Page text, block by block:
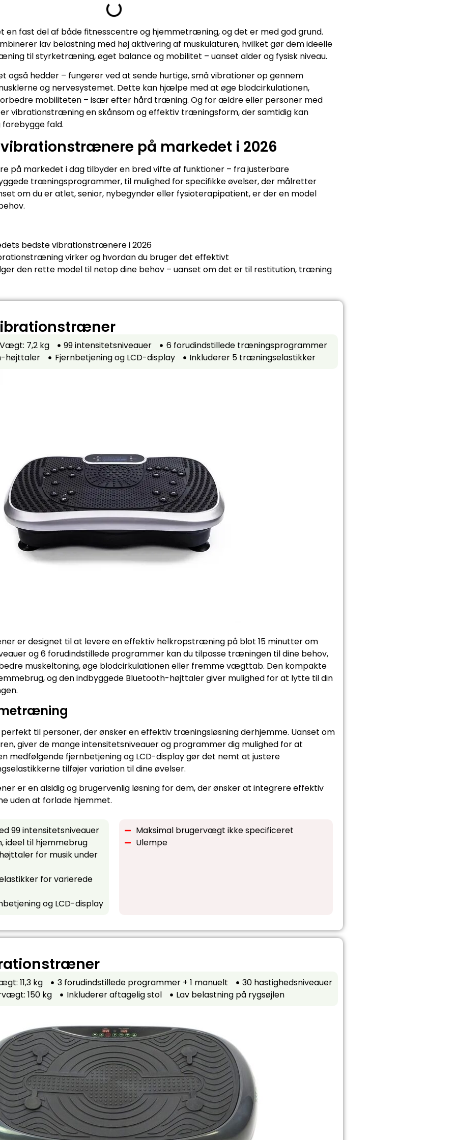
fast del af både fitnesscentre og hjemmetræning, og det er med god grund.
lav belastning med høj aktivering af muskulaturen, hvilket gør dem ideelle
til styrketræning, øget balance og mobilitet – uanset alder og fysisk niveau.
også hedder – fungerer ved at sende hurtige, små vibrationer op gennem
og nervesystemet. Dette kan hjælpe med at øge blodcirkulationen,
mobiliteten – især efter hård træning. Og for ældre eller personer med
vibrationstræning en skånsom og effektiv træningsform, der samtidig kan
fald.
på markedet i 2026
på markedet i dag tilbyder en bred vifte af funktioner – fra justerbare
træningsprogrammer, til mulighed for specifikke øvelser, der målretter
om du er atlet, senior, nybegynder eller fysioterapipatient, er der en model
bedste vibrationstrænere i 2026
virker og hvordan du bruger det effektivt
den rette model til netop dine behov – uanset om det er til restitution, træning
7,2 kg 99 intensitetsniveauer
6 forudindstillede træningsprogrammer
højttaler
Fjernbetjening og LCD-display Inkluderer 5 træningselastikker
er designet til at levere en effektiv helkropstræning på blot 15 minutter om
og 6 forudindstillede programmer kan du tilpasse træningen til dine behov,
muskeltoning, øge blodcirkulationen eller fremme vægttab. Den kompakte
og den indbyggede Bluetooth-højttaler giver mulighed for at lytte til din
til personer, der ønsker en effektiv træningsløsning derhjemme. Uanset om
giver de mange intensitetsniveauer og programmer dig mulighed for at
medfølgende fjernbetjening og LCD-display gør det nemt at justere
tilføjer variation til dine øvelser.
er en alsidig og brugervenlig løsning for dem, der ønsker at integrere effektiv
uden at forlade hjemmet.
99 intensitetsniveauer
ideel til hjemmebrug
for musik under
for varierede
og LCD-display
Maksimal brugervægt ikke specificeret
Ulempe
11,3 kg 3 forudindstillede programmer + 1 manuelt
30 hastighedsniveauer
150 kg
Inkluderer aftagelig stol Lav belastning på rygsøjlen